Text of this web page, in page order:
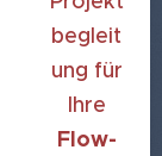
begleit
ung für
Ihre
Flow-